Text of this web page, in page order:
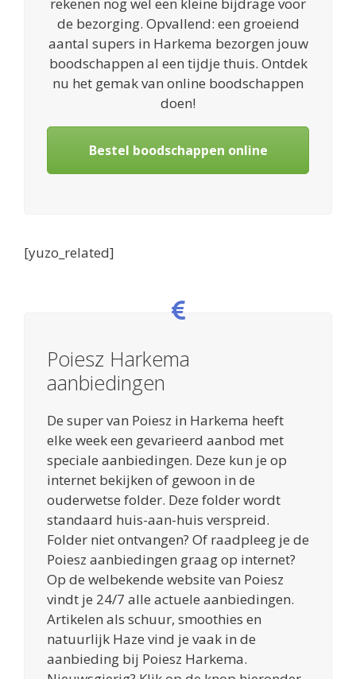
de bezorging. Opvallend: een groeiend
aantal supers in Harkema bezorgen jouw
boodschappen al een tijdje thuis. Ontdek
nu het gemak van online boodschappen
doen!
Bestel boodschappen online
[yuzo_related]
Poiesz Harkema
aanbiedingen
De super van Poiesz in Harkema heeft
elke week een gevarieerd aanbod met
speciale aanbiedingen. Deze kun je op
internet bekijken of gewoon in de
ouderwetse folder. Deze folder wordt
standaard huis-aan-huis verspreid.
Folder niet ontvangen? Of raadpleeg je de
Poiesz aanbiedingen graag op internet?
Op de welbekende website van Poiesz
vindt je 24/7 alle actuele aanbiedingen.
Artikelen als schuur, smoothies en
natuurlijk Haze vind je vaak in de
aanbieding bij Poiesz Harkema.